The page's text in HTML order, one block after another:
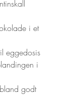
i et
eggedosis
i
godt